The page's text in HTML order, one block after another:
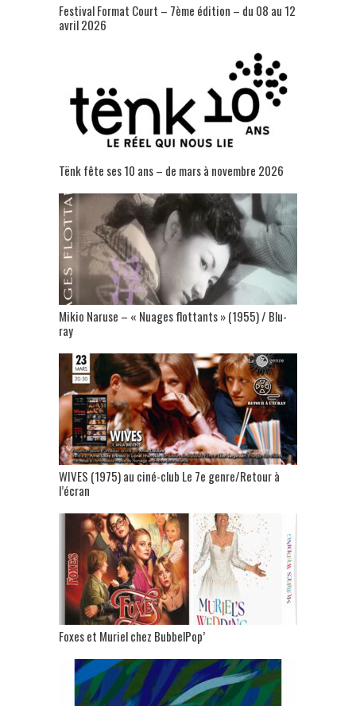
Festival Format Court – 7ème édition – du 08 au 12
avril 2026
Tënk fête ses 10 ans – de mars à novembre 2026
Mikio Naruse – « Nuages flottants » (1955) / Blu-
ray
WIVES (1975) au ciné-club Le 7e genre/Retour à
l’écran
Foxes et Muriel chez BubbelPop’